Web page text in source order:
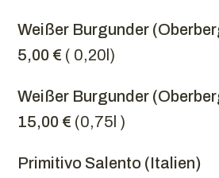
Weißer Burgunder
5,00 € ( 0,20l)
Weißer Burgunder
15,00 € (0,75l )
Primitivo Salento (Italien)